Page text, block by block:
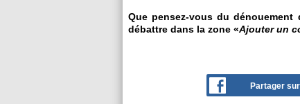
Que pensez-vous du
débattre dans la zone «Ajouter un
Partager